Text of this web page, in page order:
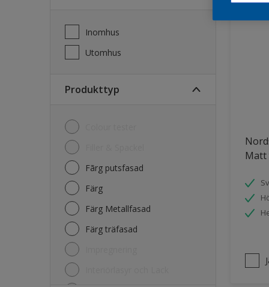
Inomhus
Utomhus
Produkttyp
Fãrg putsfasad
Färg
Färg Metallfasad
Färg träfasad
Matt